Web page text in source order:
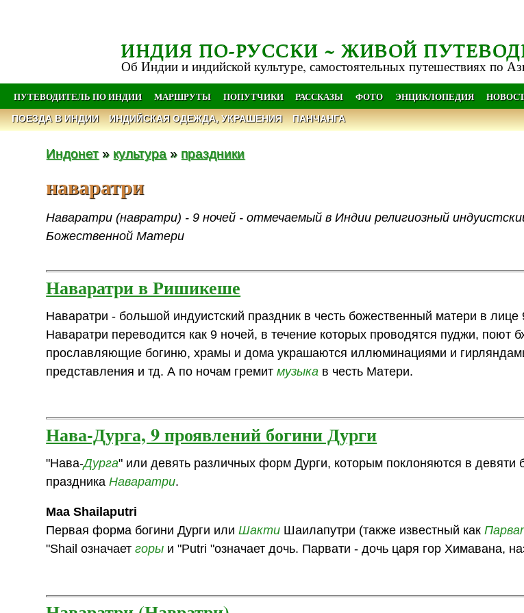
ИНДИЯ ПО-РУССКИ ~ ЖИВОЙ
Об Индии и индийской культуре, самостоятельных путешествиях по
ПУТЕВОДИТЕЛЬ ПО ИНДИИ МАРШРУТЫ ПОПУТЧИКИ РАССКАЗЫ ФОТО ЭНЦИКЛОПЕДИЯ
ПОЕЗДА В ИНДИИ ИНДИЙСКАЯ ОДЕЖДА, УКРАШЕНИЯ ПАНЧАНГА
Индонет» культура » праздники
наваратри
Наваратри (навратри) - 9 ночей - отмечаемый в Индии религиозный
Божественной Матери
Наваратри в Ришикеше
Наваратри - большой индуистский праздник в честь божественный матери в лице
Наваратри переводится как 9 ночей, в течение которых проводятся пуджи, поют
прославляющие богиню, храмы и дома украшаются иллюминациями и
представления и тд. А по ночам гремитмузыка в честь Матери.
Нава-Дурга, 9 проявлений богини Дурги
"Нава-Дурга" или девять различных форм Дурги, которым поклоняются в девяти
праздникаНаваратри.
Maa Shailaputri
Первая форма богини Дурги илиШакти Шаилапутри (также известный как
"Shail означаетгоры и "Putri "означает дочь. Парвати - дочь царя гор Химавана,